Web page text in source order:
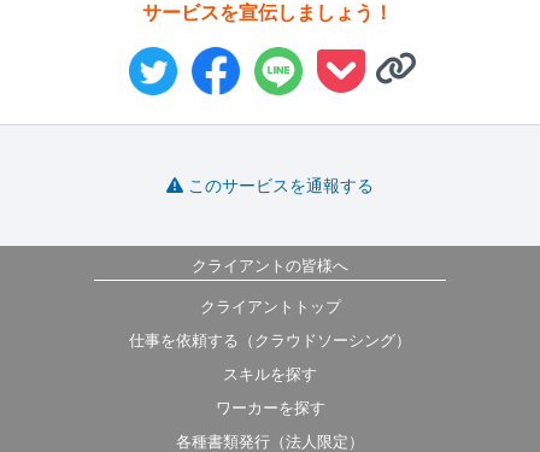
サービスを宣伝しましょう！
このサービスを通報する
クライアントの皆様へ
クライアントトップ
仕事を依頼する（クラウドソーシング）
スキルを探す
ワーカーを探す
各種書類発行（法人限定）